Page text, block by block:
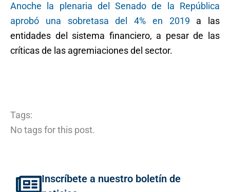
Anoche la plenaria del Senado de la República
aprobó una sobretasa del 4% en 2019 a las
entidades del sistema financiero, a pesar de las
críticas de las agremiaciones del sector.
Tags:
No tags for this post.
Inscríbete a nuestro boletín de